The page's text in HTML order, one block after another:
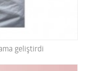
geliştirdi